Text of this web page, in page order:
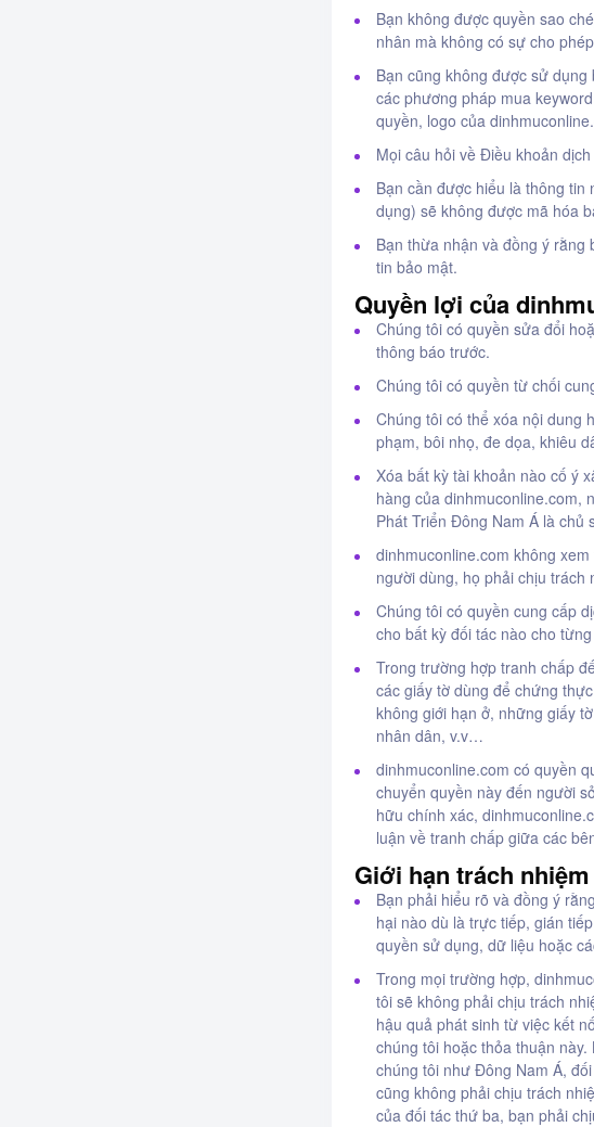
Bạn không được quyền sao
nhân mà không có sự cho
Bạn cũng không được sử
các phương pháp mua
quyền, logo của
Mọi câu hỏi về Điều khoản
Bạn cần được hiểu là thông
dụng) sẽ không được mã hóa
Bạn thừa nhận và đồng ý rằng
tin bảo mật.
Quyền lợi của
Chúng tôi có quyền sửa đổi
thông báo trước.
Chúng tôi có quyền từ chối
Chúng tôi có thể xóa nội dung
phạm, bôi nhọ, đe dọa, khiêu
Xóa bất kỳ tài khoản nào cố ý
hàng của dinhmuconline.com,
Phát Triển Đông Nam Á là chủ
dinhmuconline.com không
người dùng, họ phải chịu trách
Chúng tôi có quyền cung cấp
cho bất kỳ đối tác nào cho
Trong trường hợp tranh chấp
các giấy tờ dùng để chứng
không giới hạn ở, những giấy
nhân dân, v.v…
dinhmuconline.com có quyền
chuyển quyền này đến người
hữu chính xác,
luận về tranh chấp giữa các
Giới hạn trách nhiệm
Bạn phải hiểu rõ và đồng ý
hại nào dù là trực tiếp, gián
quyền sử dụng, dữ liệu hoặc
Trong mọi trường hợp,
tôi sẽ không phải chịu trách
hậu quả phát sinh từ việc kết
chúng tôi hoặc thỏa thuận
chúng tôi như Đông Nam Á,
cũng không phải chịu trách
của đối tác thứ ba, bạn phải